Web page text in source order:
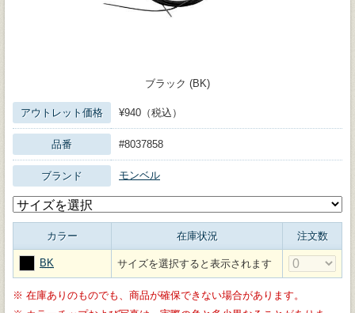
ブラック (BK)
アウトレット価格 ¥940（税込）
品番 #8037858
ブランド モンベル
カラー 在庫状況 注文数
BK サイズを選択すると表示されます
※ 在庫ありのものでも、商品が確保できない場合があります。